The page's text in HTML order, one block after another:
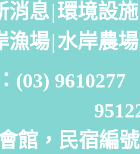
消息|環境設施
漁場|水岸農場
(03)
館，民宿編